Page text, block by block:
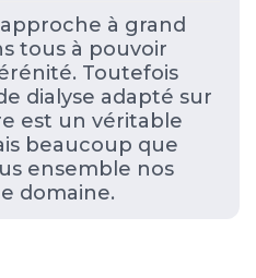
à grand
tous à pouvoir
Toutefois
dialyse adapté sur
est un véritable
beaucoup que
ensemble nos
domaine.